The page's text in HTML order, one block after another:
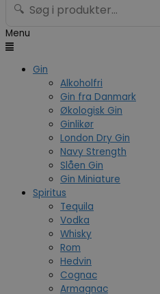
🔍
Menu
Gin
Alkoholfri
Gin fra Danmark
Økologisk Gin
Ginlikør
London Dry Gin
Navy Strength
Slåen Gin
Gin Miniature
Spiritus
Tequila
Vodka
Whisky
Rom
Hedvin
Cognac
Armagnac